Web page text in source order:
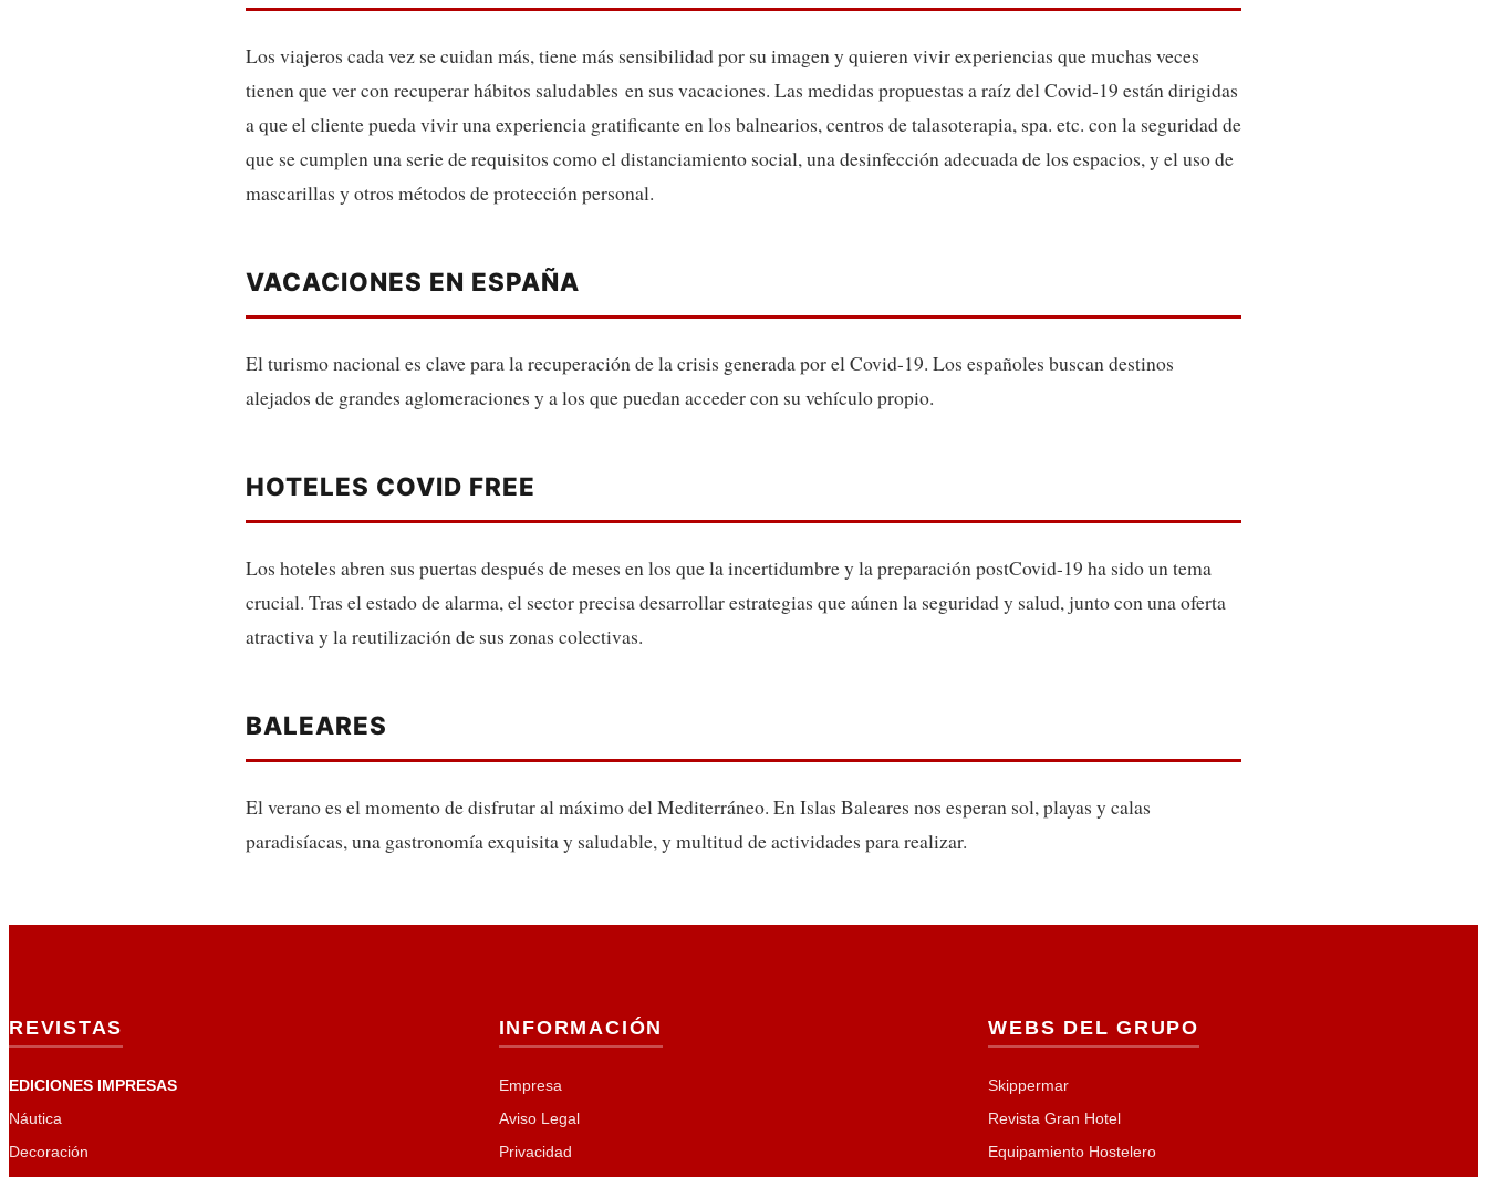
Los viajeros cada vez se cuidan más, tiene más sensibilidad por su imagen y quieren vivir experiencias que muchas veces
tienen que ver con recuperar hábitos saludables en sus vacaciones. Las medidas propuestas a raíz del Covid-19 están dirigidas
a que el cliente pueda vivir una experiencia gratificante en los balnearios, centros de talasoterapia, spa. etc. con la seguridad de
que se cumplen una serie de requisitos como el distanciamiento social, una desinfección adecuada de los espacios, y el uso de
mascarillas y otros métodos de protección personal.
VACACIONES EN ESPAÑA
El turismo nacional es clave para la recuperación de la crisis generada por el Covid-19. Los españoles buscan destinos
alejados de grandes aglomeraciones y a los que puedan acceder con su vehículo propio.
HOTELES COVID FREE
Los hoteles abren sus puertas después de meses en los que la incertidumbre y la preparación postCovid-19 ha sido un tema
crucial. Tras el estado de alarma, el sector precisa desarrollar estrategias que aúnen la seguridad y salud, junto con una oferta
atractiva y la reutilización de sus zonas colectivas.
BALEARES
El verano es el momento de disfrutar al máximo del Mediterráneo. En Islas Baleares nos esperan sol, playas y calas
paradisíacas, una gastronomía exquisita y saludable, y multitud de actividades para realizar.
REVISTAS
EDICIONES IMPRESAS
Náutica
Decoración
INFORMACIÓN
Empresa
Aviso Legal
Privacidad
WEBS DEL GRUPO
Skippermar
Revista Gran Hotel
Equipamiento Hostelero